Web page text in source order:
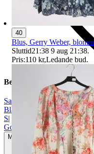
Beskrivning
Samsøe & Samsøe|
Blå
S|
Gott använt skick
Mindre tecken på användning
40
Blus, Gerry Weber,
Sluttid21:38 9 aug 21:38.
Pris:110 kr,Ledande bud.